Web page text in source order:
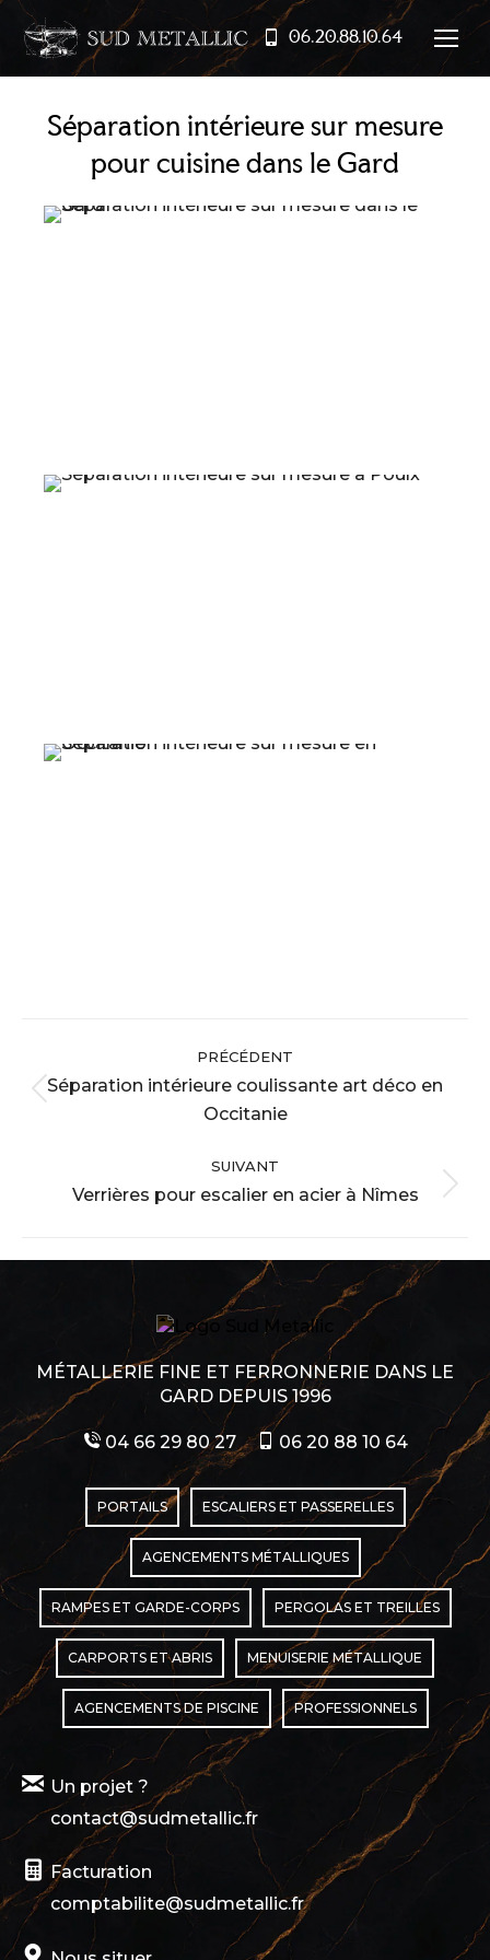
06.20.88.10.64
Séparation intérieure sur mesure
pour cuisine dans le Gard
album
PRÉCÉDENT
Séparation intérieure coulissante art déco en
Occitanie
SUIVANT
Album
Verrières pour escalier en acier à Nîmes
MÉTALLERIE FINE ET FERRONNERIE DANS LE
GARD DEPUIS 1996
04 66 29 80 27 06 20 88 10 64
PORTAILS ESCALIERS ET PASSERELLES
AGENCEMENTS MÉTALLIQUES
RAMPES ET GARDE-CORPS PERGOLAS ET TREILLES
CARPORTS ET ABRIS MENUISERIE MÉTALLIQUE
AGENCEMENTS DE PISCINE PROFESSIONNELS
Un projet ?
contact@sudmetallic.fr
Facturation
comptabilite@sudmetallic.fr